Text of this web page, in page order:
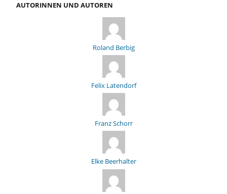
AUTORINNEN UND AUTOREN
Roland Berbig
Felix Latendorf
Franz Schorr
Elke Beerhalter